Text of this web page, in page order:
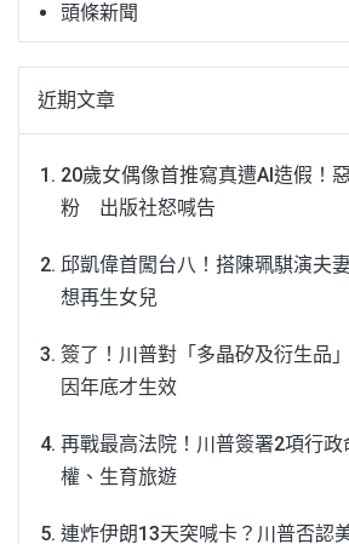
頭條新聞
近期文章
20歲女偶像首推寫真遭AI造假！
粉 出版社怒喊告
邱凱偉首闖台八！搭陳珮騏演夫
想再生女兒
簽了！川普對「多晶矽及衍生品
因年底才生效
再戰最高法院！川普簽署2項行
權、生育旅遊
連炸伊朗13天突喊卡？川普否認